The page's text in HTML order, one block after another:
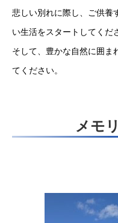
悲しい別れに際し、ご供養
い生活をスタートしてくだ
そして、豊かな自然に囲ま
てください。
メモ